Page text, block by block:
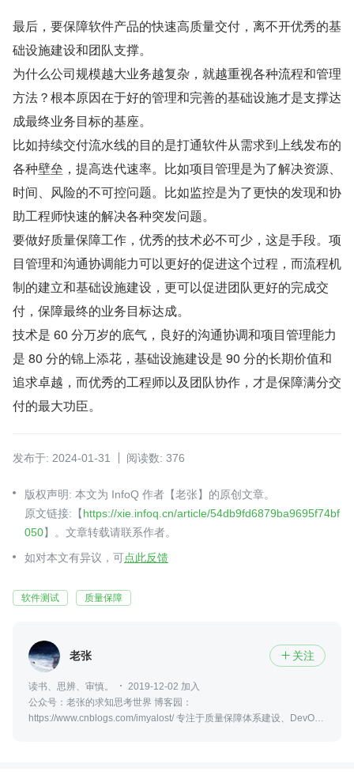
最后，要保障软件产品的快速高质量交付，离不开优秀的基
础设施建设和团队支撑。
为什么公司规模越大业务越复杂，就越重视各种流程和管理
方法？根本原因在于好的管理和完善的基础设施才是支撑达
成最终业务目标的基座。
比如持续交付流水线的目的是打通软件从需求到上线发布的
各种壁垒，提高迭代速率。比如项目管理是为了解决资源、
时间、风险的不可控问题。比如监控是为了更快的发现和协
助工程师快速的解决各种突发问题。
要做好质量保障工作，优秀的技术必不可少，这是手段。项
目管理和沟通协调能力可以更好的促进这个过程，而流程机
制的建立和基础设施建设，更可以促进团队更好的完成交
付，保障最终的业务目标达成。
技术是 60 分万岁的底气，良好的沟通协调和项目管理能力
是 80 分的锦上添花，基础设施建设是 90 分的长期价值和
追求卓越，而优秀的工程师以及团队协作，才是保障满分交
付的最大功臣。
发布于: 2024-01-31 阅读数: 376
版权声明: 本文为 InfoQ 作者【老张】的原创文章。
原文链接:【https://xie.infoq.cn/article/54db9fd6879ba9695f74bf
050】。文章转载请联系作者。
如对本文有异议，可点此反馈
软件测试 质量保障
老张  关注
读书、思辨、审慎。
2019-12-02 加入
公众号：老张的求知思考世界 博客园：
https://www.cnblogs.com/imyalost/ 专注于质量保障体系建设、DevOps